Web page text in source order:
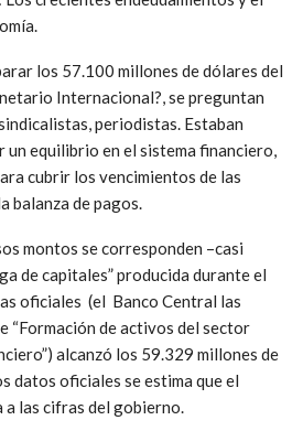
los 57.100 millones de dólares del
Internacional?, se preguntan
periodistas. Estaban
un equilibrio en el sistema financiero,
cubrir los vencimientos de las
balanza de pagos.
montos se corresponden –casi
de capitales” producida durante el
oficiales (el Banco Central las
“Formación de activos del sector
alcanzó los 59.329 millones de
datos oficiales se estima que el
a las cifras del gobierno.